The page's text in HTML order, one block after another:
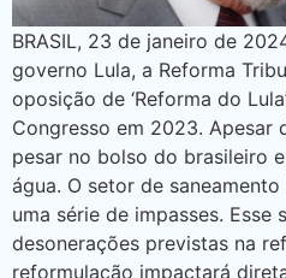
BRASIL, 23 de janeiro de
governo Lula, a Reforma
oposição de ‘Reforma do
Congresso em 2023. Apesar
pesar no bolso do brasileiro
água. O setor de
uma série de impasses. Esse
desonerações previstas na
reformulação impactará